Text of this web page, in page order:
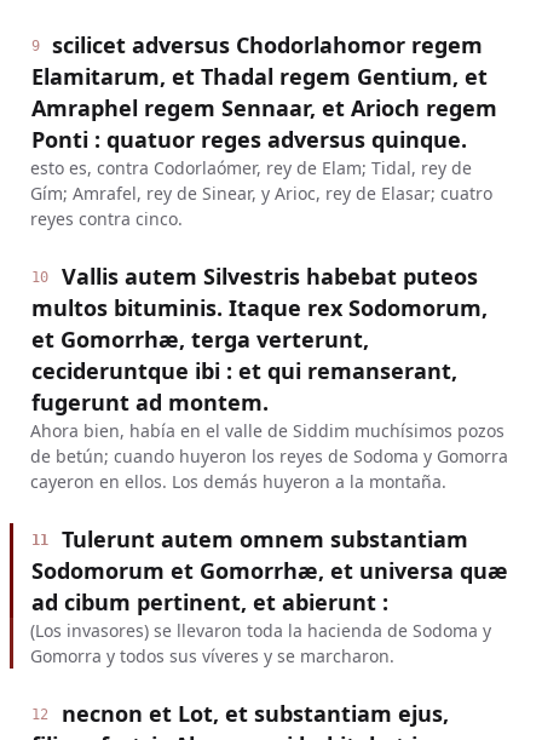
9
scilicet adversus Chodorlahomor regem
Elamitarum, et Thadal regem Gentium, et
Amraphel regem Sennaar, et Arioch regem
Ponti : quatuor reges adversus quinque.
esto es, contra Codorlaómer, rey de Elam; Tidal, rey de
Gím; Amrafel, rey de Sinear, y Arioc, rey de Elasar; cuatro
reyes contra cinco.
10
Vallis autem Silvestris habebat puteos
multos bituminis. Itaque rex Sodomorum,
et Gomorrhæ, terga verterunt,
cecideruntque ibi : et qui remanserant,
fugerunt ad montem.
Ahora bien, había en el valle de Siddim muchísimos pozos
de betún; cuando huyeron los reyes de Sodoma y Gomorra
cayeron en ellos. Los demás huyeron a la montaña.
11
Tulerunt autem omnem substantiam
Sodomorum et Gomorrhæ, et universa quæ
ad cibum pertinent, et abierunt :
(Los invasores) se llevaron toda la hacienda de Sodoma y
Gomorra y todos sus víveres y se marcharon.
12
necnon et Lot, et substantiam ejus,